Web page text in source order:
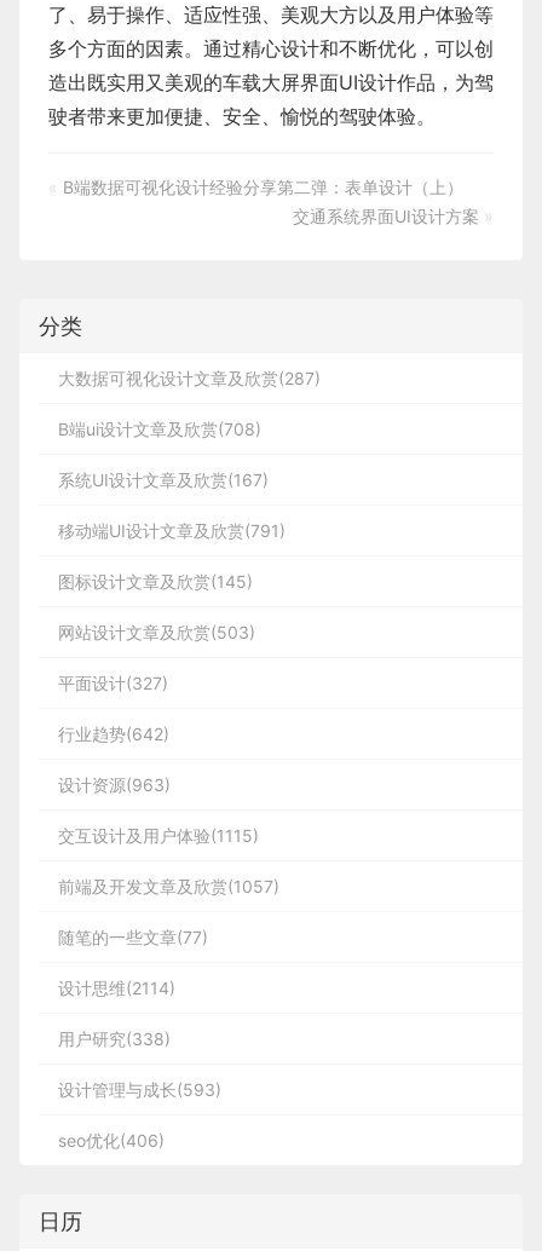
了、易于操作、适应性强、美观大方以及用户体验等
多个方面的因素。通过精心设计和不断优化，可以创
造出既实用又美观的车载大屏界面UI设计作品，为驾
驶者带来更加便捷、安全、愉悦的驾驶体验。
« B端数据可视化设计经验分享第二弹：表单设计（上）
交通系统界面UI设计方案 »
分类
大数据可视化设计文章及欣赏(287)
B端ui设计文章及欣赏(708)
系统UI设计文章及欣赏(167)
移动端UI设计文章及欣赏(791)
图标设计文章及欣赏(145)
网站设计文章及欣赏(503)
平面设计(327)
行业趋势(642)
设计资源(963)
交互设计及用户体验(1115)
前端及开发文章及欣赏(1057)
随笔的一些文章(77)
设计思维(2114)
用户研究(338)
设计管理与成长(593)
seo优化(406)
日历